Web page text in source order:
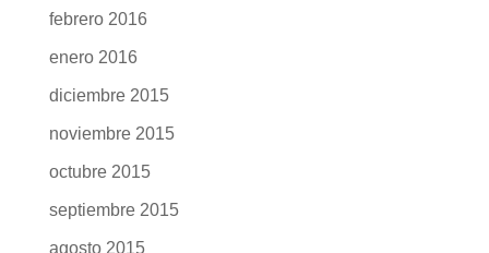
febrero 2016
enero 2016
diciembre 2015
noviembre 2015
octubre 2015
septiembre 2015
agosto 2015